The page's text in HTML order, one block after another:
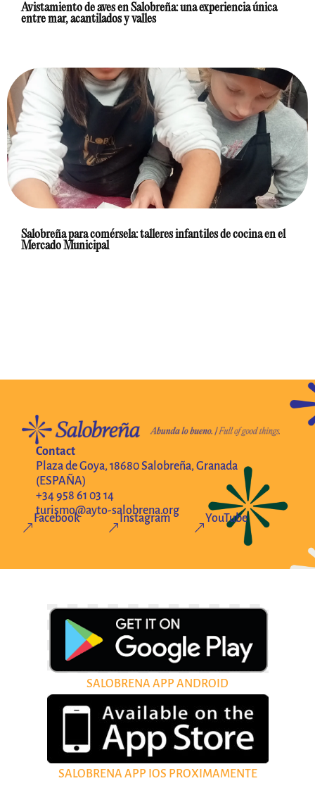
Avistamiento de aves en Salobreña: una experiencia única
entre mar, acantilados y valles
Salobreña para comérsela: talleres infantiles de cocina en el
Mercado Municipal
Contact
Plaza de Goya, 18680 Salobreña, Granada
(ESPAÑA)
+34 958 61 03 14
turismo@ayto-salobrena.org
&
Facebook
&
Instagram
&
YouTube
SALOBRENA APP ANDROID
SALOBRENA APP IOS PROXIMAMENTE